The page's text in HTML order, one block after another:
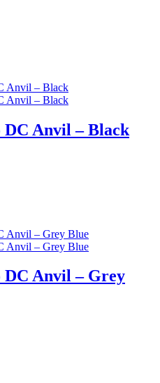
DC Anvil – Black
DC Anvil – Grey